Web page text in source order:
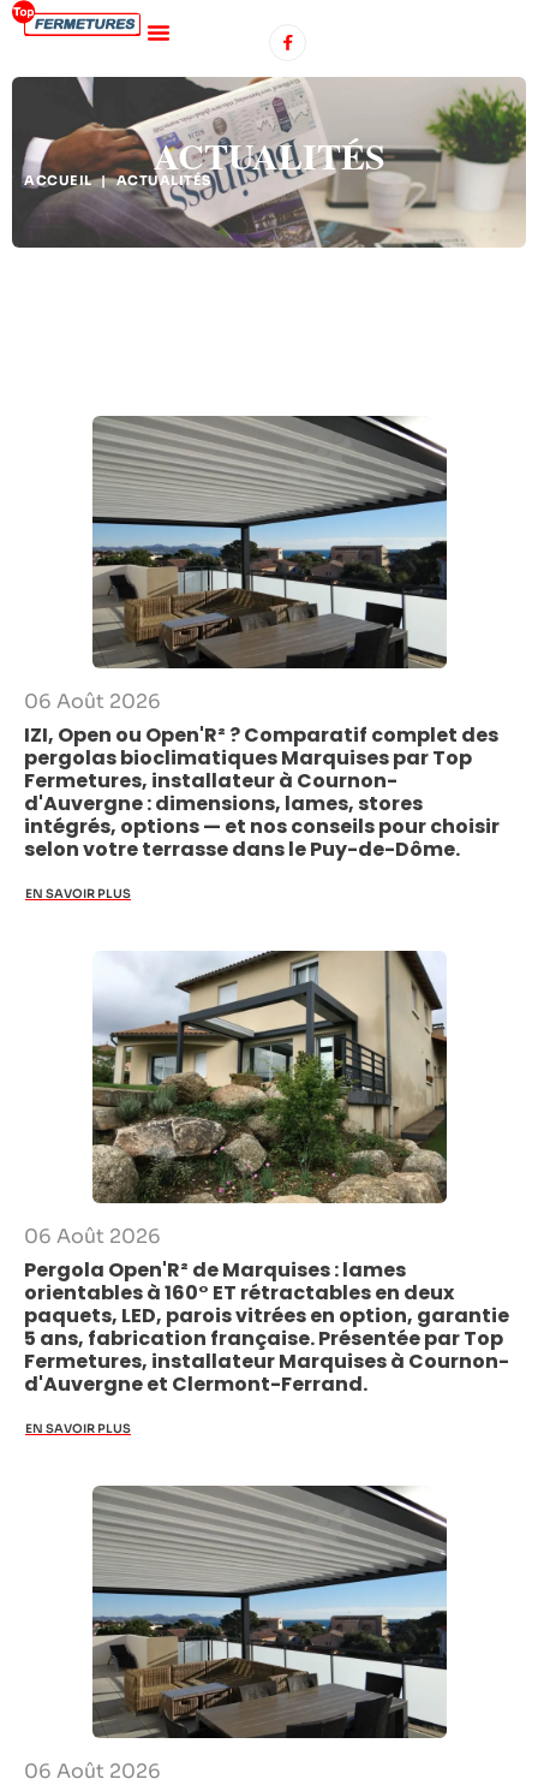
ACTUALITÉS
ACCUEIL | ACTUALITÉS
06 Août 2026
IZI, Open ou Open'R² ? Comparatif complet des
pergolas bioclimatiques Marquises par Top
Fermetures, installateur à Cournon-
d'Auvergne : dimensions, lames, stores
intégrés, options — et nos conseils pour choisir
selon votre terrasse dans le Puy-de-Dôme.
EN SAVOIR PLUS
06 Août 2026
Pergola Open'R² de Marquises : lames
orientables à 160° ET rétractables en deux
paquets, LED, parois vitrées en option, garantie
5 ans, fabrication française. Présentée par Top
Fermetures, installateur Marquises à Cournon-
d'Auvergne et Clermont-Ferrand.
EN SAVOIR PLUS
06 Août 2026